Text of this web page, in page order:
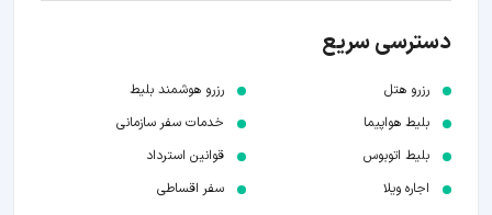
دسترسی سریع
رزرو هتل
بلیط هواپیما
بلیط اتوبوس
اجاره ویلا
رزرو هوشمند بلیط
خدمات سفر سازمانی
قوانین استرداد
سفر اقساطی